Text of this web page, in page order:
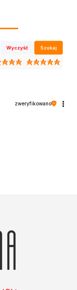
Wyczyść Szukaj
zweryfikowano